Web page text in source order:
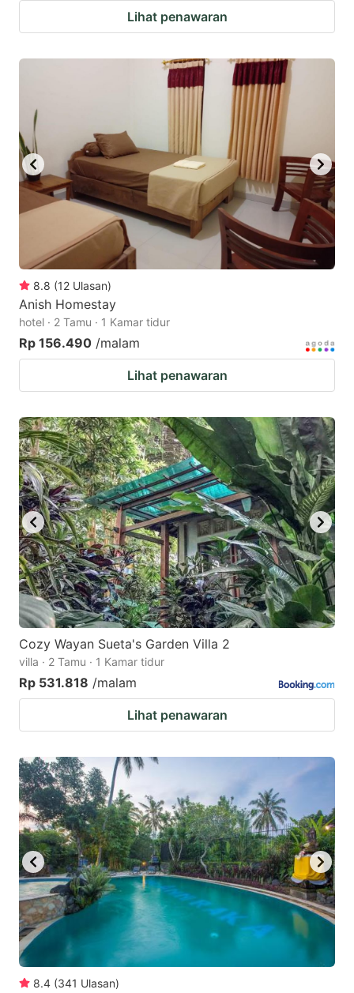
Lihat penawaran
8.8 (12 Ulasan)
Anish Homestay
hotel · 2 Tamu · 1 Kamar tidur
Rp 156.490 /malam
Lihat penawaran
Cozy Wayan Sueta's Garden Villa 2
villa · 2 Tamu · 1 Kamar tidur
Rp 531.818 /malam
Lihat penawaran
8.4 (341 Ulasan)